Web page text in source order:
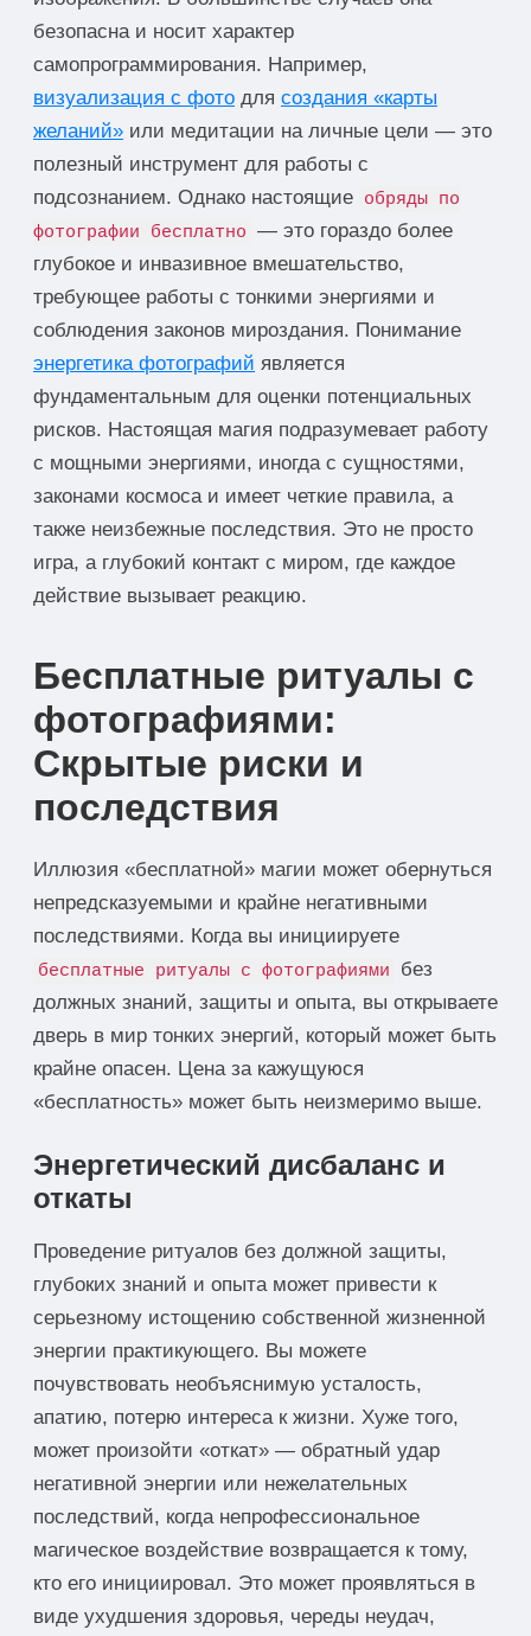
безопасна и носит характер
самопрограммирования. Например,
визуализация с фото для создания «карты
желаний» или медитации на личные цели — это
полезный инструмент для работы с
подсознанием. Однако настоящие обряды по
фотографии бесплатно — это гораздо более
глубокое и инвазивное вмешательство,
требующее работы с тонкими энергиями и
соблюдения законов мироздания. Понимание
энергетика фотографий является
фундаментальным для оценки потенциальных
рисков. Настоящая магия подразумевает работу
с мощными энергиями, иногда с сущностями,
законами космоса и имеет четкие правила, а
также неизбежные последствия. Это не просто
игра, а глубокий контакт с миром, где каждое
действие вызывает реакцию.
Бесплатные ритуалы с
фотографиями:
Скрытые риски и
последствия
Иллюзия «бесплатной» магии может обернуться
непредсказуемыми и крайне негативными
последствиями. Когда вы инициируете
бесплатные ритуалы с фотографиями
без
должных знаний, защиты и опыта, вы открываете
дверь в мир тонких энергий, который может быть
крайне опасен. Цена за кажущуюся
«бесплатность» может быть неизмеримо выше.
Энергетический дисбаланс и
откаты
Проведение ритуалов без должной защиты,
глубоких знаний и опыта может привести к
серьезному истощению собственной жизненной
энергии практикующего. Вы можете
почувствовать необъяснимую усталость,
апатию, потерю интереса к жизни. Хуже того,
может произойти «откат» — обратный удар
негативной энергии или нежелательных
последствий, когда непрофессиональное
магическое воздействие возвращается к тому,
кто его инициировал. Это может проявляться в
виде ухудшения здоровья, череды неудач,